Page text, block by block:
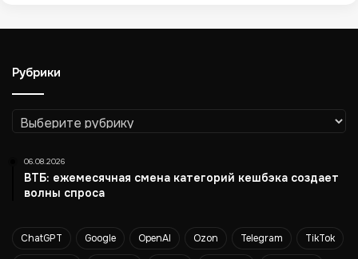
л
в
о
й
с
о
Рубрики
Рубрики
06.08.2026
ВТБ: ежемесячная смена категорий кешбэка создает
волны спроса
ChatGPT Google OpenAI Ozon Telegram TikTok